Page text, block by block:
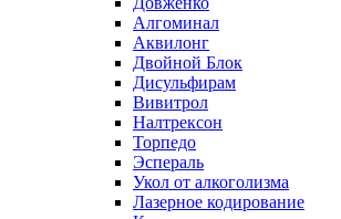
Алгоминал
Аквилонг
Двойной Блок
Дисульфирам
Вивитрол
Налтрексон
Торпедо
Эспераль
Укол от алкоголизма
Лазерное кодирование